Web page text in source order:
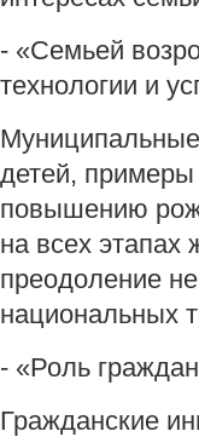
- «Семьей
технологии и
детей,
повышению
на всех этапах
преодоление
национальных
- «Роль
Гражданские